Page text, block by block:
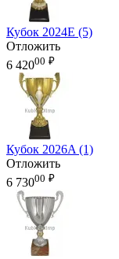
Кубок 2024E (5)
Отложить
6 42000 ₽
Кубок 2026A (1)
Отложить
6 73000 ₽